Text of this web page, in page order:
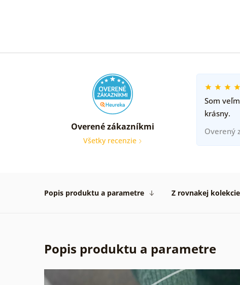
Overené zákazníkmi
Všetky recenzie
Som
krásny.
Overený
Popis produktu a parametre Z rovnakej kolekcie
Popis produktu a parametre